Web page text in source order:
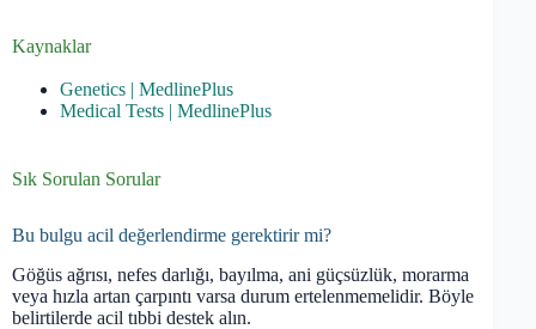
Kaynaklar
Genetics | MedlinePlus
Medical Tests | MedlinePlus
Sık Sorulan Sorular
Bu bulgu acil değerlendirme gerektirir mi?
Göğüs ağrısı, nefes darlığı, bayılma, ani güçsüzlük, morarma
veya hızla artan çarpıntı varsa durum ertelenmemelidir. Böyle
belirtilerde acil tıbbi destek alın.